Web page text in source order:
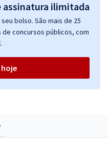
bolso. São mais de 25
concursos públicos, com
hoje